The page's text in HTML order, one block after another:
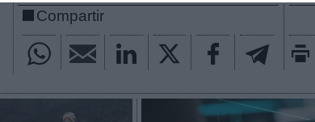
Compartir